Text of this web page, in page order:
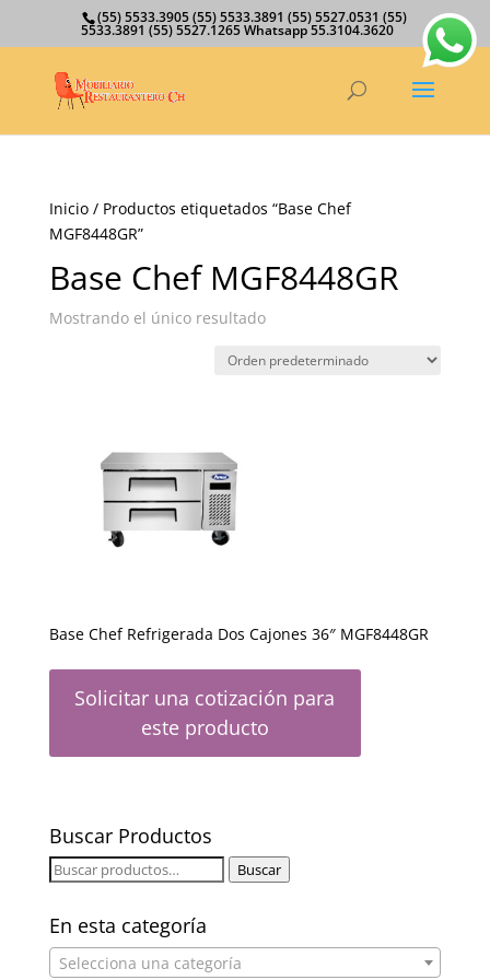
(55) 5533.3905 (55) 5533.3891 (55) 5527.0531 (55)
5533.3891 (55) 5527.1265 Whatsapp 55.3104.3620
Inicio/ Productos etiquetados “Base Chef
MGF8448GR”
Base Chef MGF8448GR
Mostrando el único resultado
Base Chef Refrigerada Dos Cajones 36″ MGF8448GR
Solicitar una cotización para
este producto
Buscar Productos
Buscar
Buscar
En esta categoría
Selecciona una categoría